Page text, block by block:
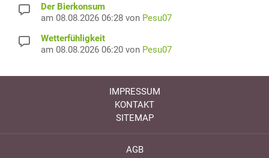
Der Bierkonsum
am 08.08.2026 06:28 von Pesu07
Wetterfühligkeit
am 08.08.2026 06:20 von Pesu07
IMPRESSUM
KONTAKT
SITEMAP
AGB